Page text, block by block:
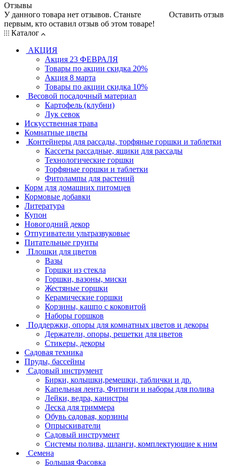
Отзывы
Оставить отзыв
У данного товара нет отзывов. Станьте
первым, кто оставил отзыв об этом товаре!
Каталог
АКЦИЯ
Акция 23 ФЕВРАЛЯ
Товары по акции скидка 20%
Акция 8 марта
Товары по акции скидка 10%
Весовой посадочный материал
Картофель (клубни)
Лук севок
Искусственная трава
Комнатные цветы
Контейнеры для рассады, торфяные горшки и таблетки
Кассеты рассадные, ящики для рассады
Технологические горшки
Торфяные горшки и таблетки
Фитолампы для растений
Корм для домашних питомцев
Кормовые добавки
Литература
Купон
Новогодний декор
Отпугиватели ультразвуковые
Питательные грунты
Плошки для цветов
Вазы
Горшки из стекла
Горшки, вазоны, миски
Жестяные горшки
Керамические горшки
Корзины, кашпо с коковитой
Наборы горшков
Поддержки, опоры для комнатных цветов и декоры
Держатели, опоры, решетки для цветов
Стикеры, декоры
Садовая техника
Пруды, бассейны
Садовый инструмент
Бирки, колышки,ремешки, таблички и др.
Капельная лента, Фитинги и наборы для полива
Лейки, ведра, канистры
Леска для триммера
Обувь садовая, корзины
Опрыскиватели
Садовый инструмент
Системы полива, шланги, комплектующие к ним
Семена
Большая Фасовка